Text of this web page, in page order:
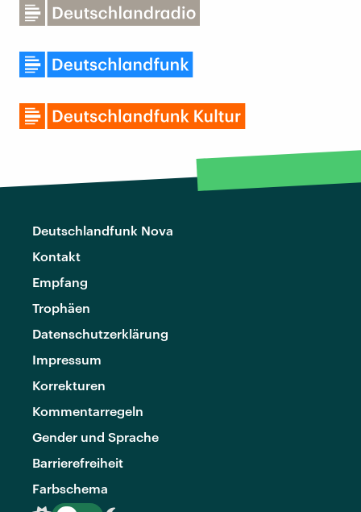
Deutschlandfunk Nova
Kontakt
Empfang
Trophäen
Datenschutzerklärung
Impressum
Korrekturen
Kommentarregeln
Gender und Sprache
Barrierefreiheit
Farbschema